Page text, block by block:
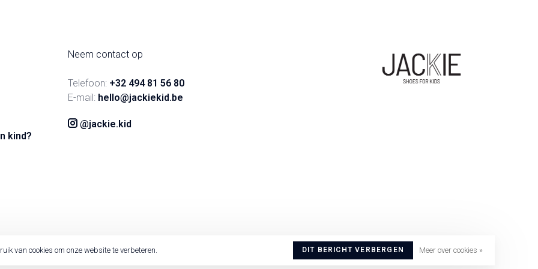
kind?
Neem contact op
Telefoon: +32 494 81 56 80
E-mail: hello@jackiekid.be
@jackie.kid
van cookies om onze website te verbeteren. DIT BERICHT VERBERGEN Meer over cookies »